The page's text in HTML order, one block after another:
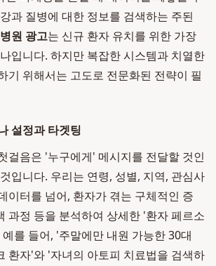
과 질병에 대한 정보를 검색하는 주된
원 광고는 신규 환자 유치를 위한 가장
입니다. 하지만 복잡한 시스템과 치열한
기 위해서는 고도로 전문화된 전략이 필
설정과 타겟팅
걸음은 '누구에게' 메시지를 전달할 것인
입니다. 우리는 연령, 성별, 지역, 관심사
이터를 넘어, 환자가 겪는 구체적인 증
과정 등을 분석하여 상세한 '환자 페르소
를 들어, '주말에만 내원 가능한 30대
환자'와 '자녀의 아토피 치료법을 검색하